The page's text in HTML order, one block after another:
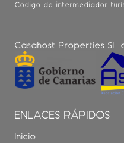
Código de intermediador
Casahost Properties SL
ENLACES RÁPIDOS
Inicio